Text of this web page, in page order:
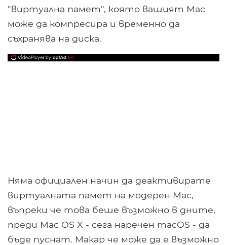
"виртуална памет", която вашият Mac
може да компресира и временно да
съхранява на диска.
Няма официален начин да деактивирате
виртуалната памет на модерен Mac,
въпреки че това беше възможно в дните,
преди Mac OS X - сега наречен macOS - да
бъде пуснат. Макар че може да е възможно